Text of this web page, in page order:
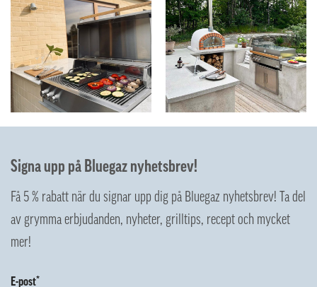
Signa upp på Bluegaz nyhetsbrev!
Få 5 % rabatt när du signar upp dig på Bluegaz nyhetsbrev! Ta del
av grymma erbjudanden, nyheter, grilltips, recept och mycket
mer!
E-post*